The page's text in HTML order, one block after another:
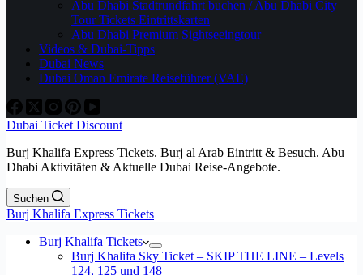
Abu Dhabi Stadtrundfahrt buchen / Abu Dhabi City
Tour Tickets Eintrittskarten
Abu Dhabi Premium Sightseeingtour
Videos & Dubai-Tipps
Dubai News
Dubai Oman Emirate Reiseführer (VAE)
Dubai Ticket Discount
Burj Khalifa Express Tickets. Burj al Arab Eintritt & Besuch. Abu
Dhabi Aktivitäten & Aktuelle Dubai Reise-Angebote.
Suchen
Burj Khalifa Express Tickets
Burj Khalifa Tickets
Burj Khalifa Sky Ticket – SKIP THE LINE – Levels
124, 125 und 148